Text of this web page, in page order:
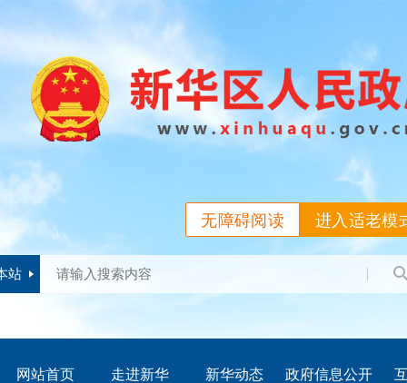
进入适老模
无障碍阅读
站
网站首页 走进新华 新华动态 政府信息公开